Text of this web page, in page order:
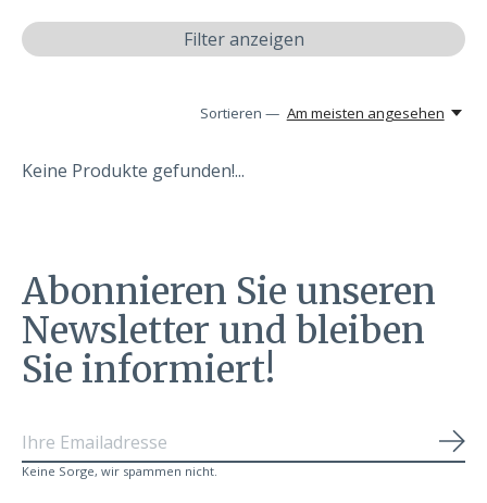
Filter anzeigen
Sortieren — Am meisten angesehen
Keine Produkte gefunden!...
Abonnieren Sie unseren
Newsletter und bleiben
Sie informiert!
Keine Sorge, wir spammen nicht.